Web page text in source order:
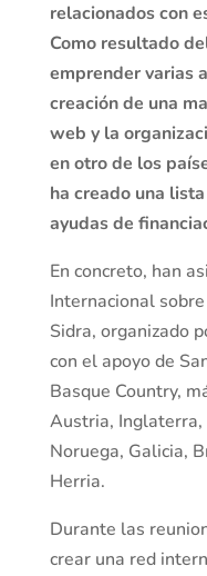
relacionados con
Como resultado
emprender varias
creación de una
web y la
en otro de los
ha creado una
ayudas de
En concreto, han
Internacional
Sidra, organizado
con el apoyo de
Basque Country,
Austria,
Noruega, Galicia,
Herria.
Durante las
crear una red